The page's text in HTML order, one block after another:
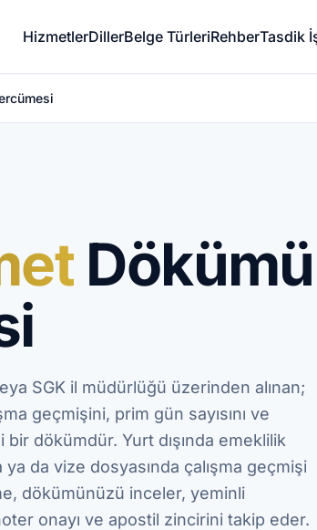
HizmetlerDillerBelge TürleriRehberTasdik
Dökümü
SGK il müdürlüğü üzerinden alınan;
geçmişini, prim gün sayısını ve
dökümdür. Yurt dışında emeklilik
da vize dosyasında çalışma geçmişi
dökümünüzü inceler, yeminli
onayı ve apostil zincirini takip eder.